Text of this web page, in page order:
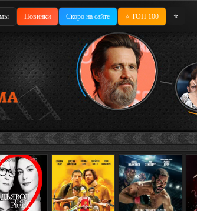
Новинки Скоро на сайте ⭐ ТОП 100 ⭐